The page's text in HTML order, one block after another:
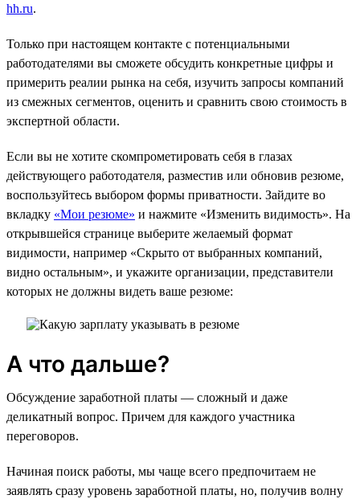
hh.ru.
Только при настоящем контакте с потенциальными
работодателями вы сможете обсудить конкретные цифры и
примерить реалии рынка на себя, изучить запросы компаний
из смежных сегментов, оценить и сравнить свою стоимость в
экспертной области.
Если вы не хотите скомпрометировать себя в глазах
действующего работодателя, разместив или обновив резюме,
воспользуйтесь выбором формы приватности. Зайдите во
вкладку «Мои резюме» и нажмите «Изменить видимость». На
открывшейся странице выберите желаемый формат
видимости, например «Скрыто от выбранных компаний,
видно остальным», и укажите организации, представители
которых не должны видеть ваше резюме:
А что дальше?
Обсуждение заработной платы — сложный и даже
деликатный вопрос. Причем для каждого участника
переговоров.
Начиная поиск работы, мы чаще всего предпочитаем не
заявлять сразу уровень заработной платы, но, получив волну